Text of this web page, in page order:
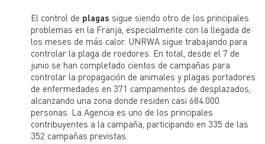
El control de plagas sigue siendo otro de los principales
problemas en la Franja, especialmente con la llegada de
los meses de más calor. UNRWA sigue trabajando para
controlar la plaga de roedores. En total, desde el 7 de
junio se han completado cientos de campañas para
controlar la propagación de animales y plagas portadores
de enfermedades en 371 campamentos de desplazados,
alcanzando una zona donde residen casi 684.000
personas. La Agencia es uno de los principales
contribuyentes a la campaña, participando en 335 de las
352 campañas previstas.